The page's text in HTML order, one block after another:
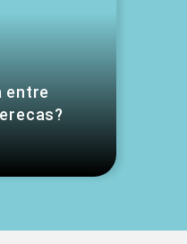
entre